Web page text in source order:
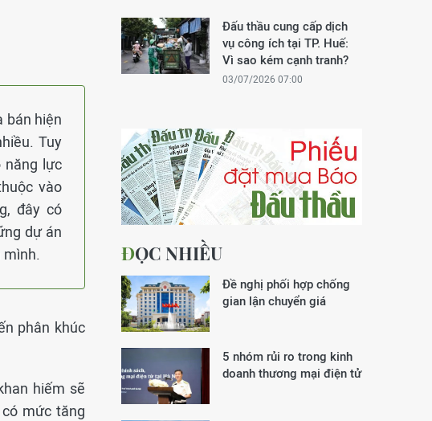
bán hiện
Tuy
năng lực
vào
đây có
dự án
mình.
phân khúc
hiếm sẽ
mức tăng
Đấu thầu cung cấp dịch
vụ công ích tại TP. Huế:
Vì sao kém cạnh tranh?
03/07/2026 07:00
ĐỌC NHIỀU
Đề nghị phối hợp chống
gian lận chuyển giá
5 nhóm rủi ro trong kinh
doanh thương mại điện tử